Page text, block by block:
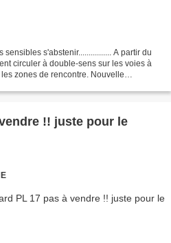
sensibles s'abstenir................ A partir du
circuler à double-sens sur les voies à
zones de rencontre. Nouvelle
!! juste pour le